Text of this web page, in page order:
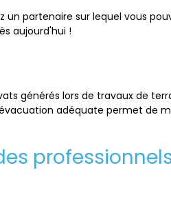
un partenaire sur lequel vous
aujourd'hui !
générés lors de travaux de
adéquate permet de